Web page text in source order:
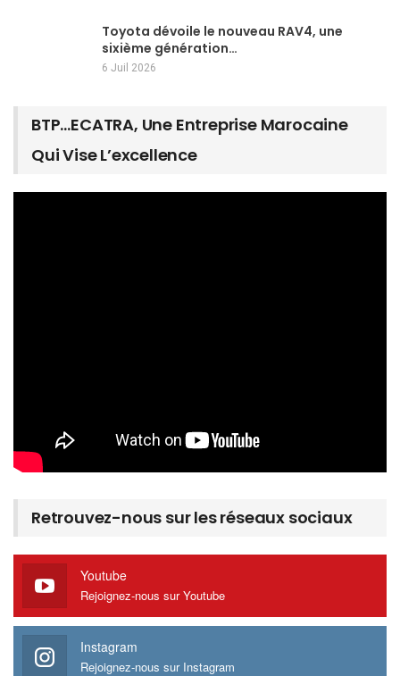
Toyota dévoile le nouveau RAV4, une
sixième génération…
6 Juil 2026
BTP…ECATRA, Une Entreprise Marocaine
Qui Vise L’excellence
Retrouvez-nous sur les réseaux sociaux
Youtube
Rejoignez-nous sur Youtube
Instagram
Rejoignez-nous sur Instagram